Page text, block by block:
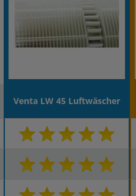
Venta LW 45 Luftwäscher